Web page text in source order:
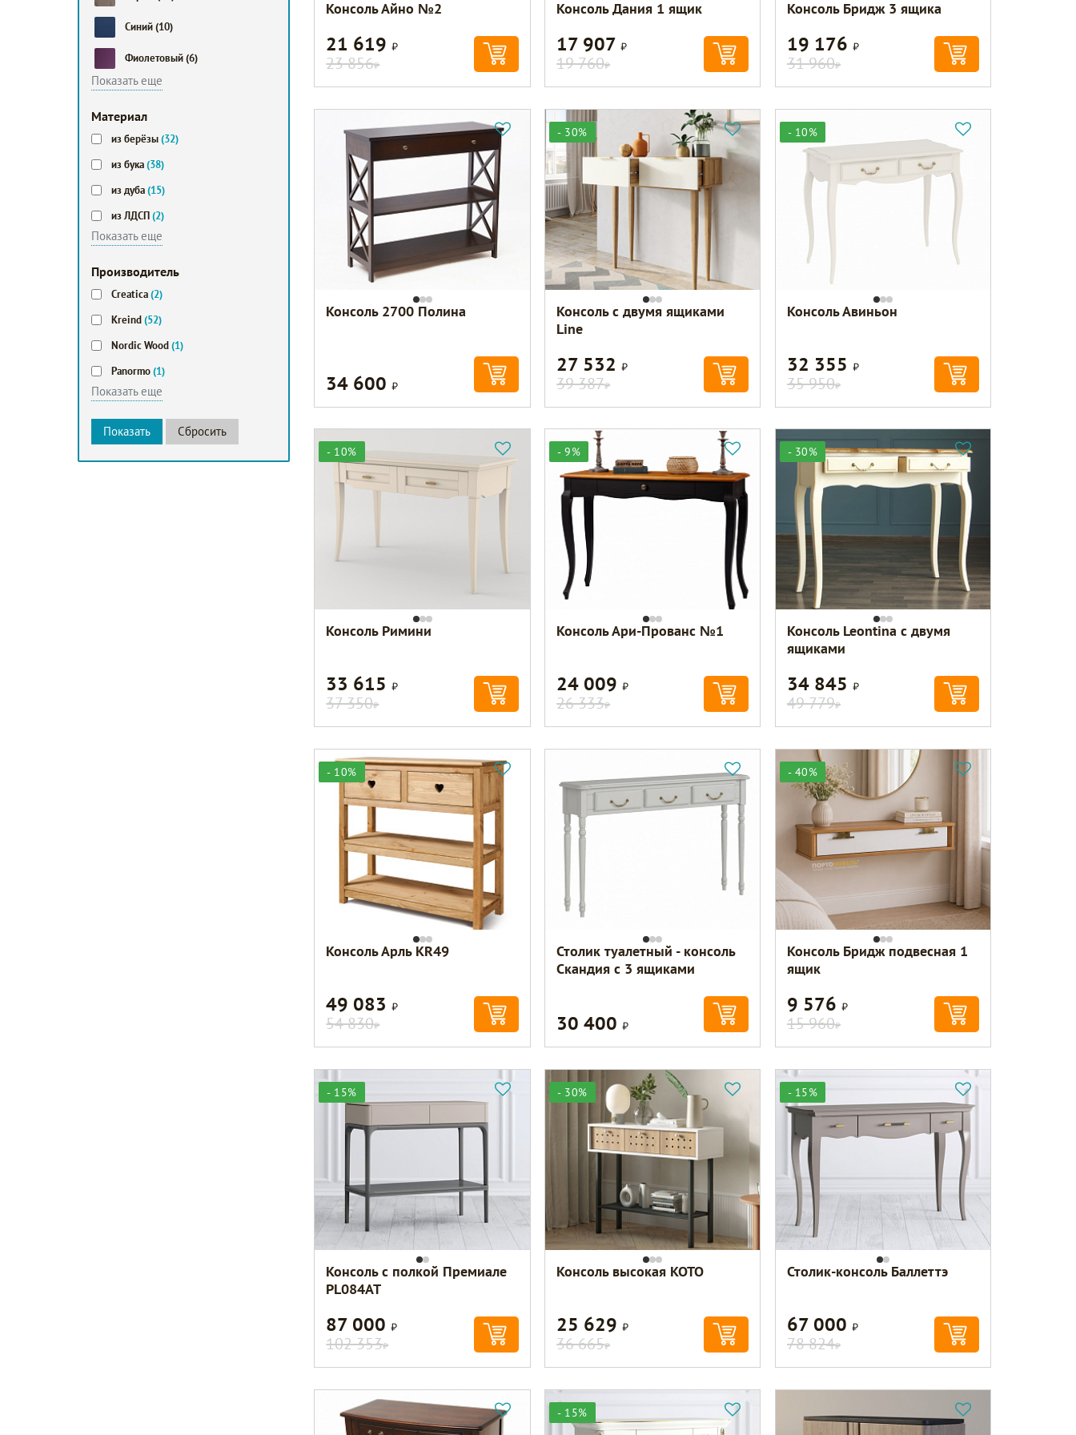
Синий(10)
Фиолетовый(6)
Показать еще
Мaтериал
из берёзы(32)
из бука(38)
из дуба(15)
из ЛДСП(2)
Показать еще
Производитель
Creatica(2)
Kreind(52)
Nordic Wood(1)
Panormo(1)
Показать еще
Консоль Айно №2
21 619Р
23 856Р
Консоль Дания 1 ящик
17 907Р
19 760Р
Консоль Бридж 3 ящика
19 176 Р
31 960Р
Консоль 2700 Полина
34 600Р
- 30%
Консоль с двумя ящиками
Line
27 532Р
39 387Р
- 10%
Консоль Авиньон
32 355 Р
35 950Р
- 10%
Консоль Римини
33 615Р
37 350Р
- 9%
Консоль Ари-Прованс №1
24 009Р
26 333Р
- 30%
Консоль Leontina с двумя
ящиками
34 845 Р
49 779Р
- 10%
Консоль Арль KR49
49 083Р
54 830Р
Столик туалетный - консоль
Скандия с 3 ящиками
30 400Р
- 40%
Консоль Бридж подвесная 1
ящик
9 576 Р
15 960Р
- 15%
Консоль с полкой Премиале
PL084AT
87 000Р
102 353Р
- 30%
Консоль высокая KOTO
25 629Р
36 665Р
- 15%
Столик-консоль Баллеттэ
67 000 Р
78 824Р
- 15%